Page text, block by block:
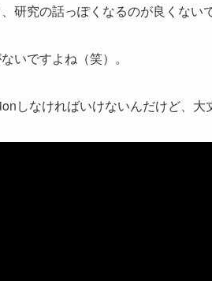
究の話っぽくなるのが良くないで
いですよね（笑）。
しなければいけないんだけど、大